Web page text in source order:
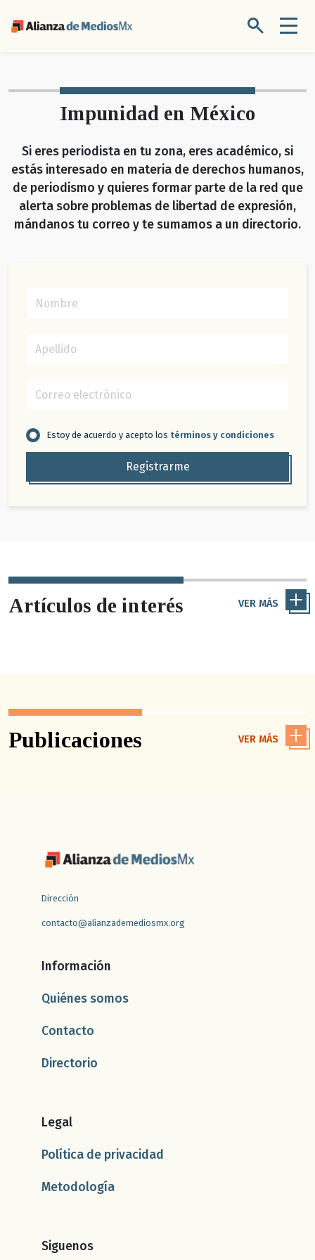
Impunidad en México
Si eres periodista en tu zona, eres académico, si
estás interesado en materia de derechos humanos,
de periodismo y quieres formar parte de la red que
alerta sobre problemas de libertad de expresión,
mándanos tu correo y te sumamos a un directorio.
Estoy de acuerdo y acepto los términos y condiciones
Registrarme
Artículos de interés VER MÁS
Publicaciones VER MÁS
Dirección
contacto@alianzademediosmx.org
Información
Quiénes somos
Contacto
Directorio
Legal
Política de privacidad
Metodología
Siguenos